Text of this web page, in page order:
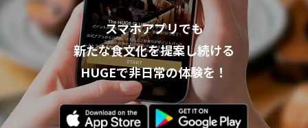
スマホアプリでも
新たな食文化を提案し続ける
HUGEで非日常の体験を！